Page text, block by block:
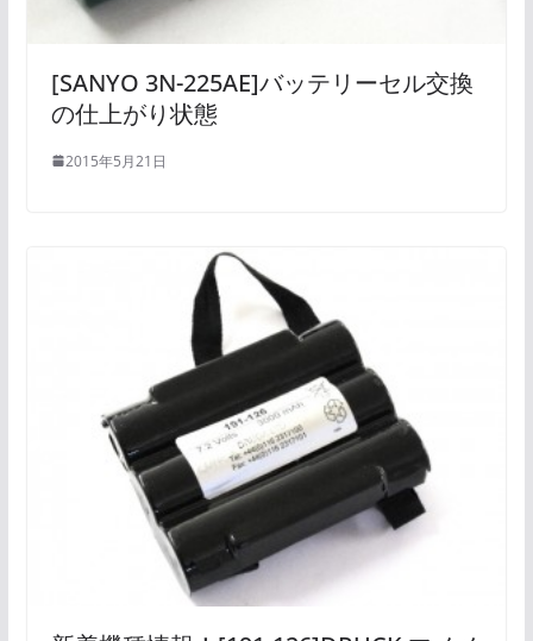
[SANYO 3N-225AE]バッテリーセル交換
の仕上がり状態
2015年5月21日